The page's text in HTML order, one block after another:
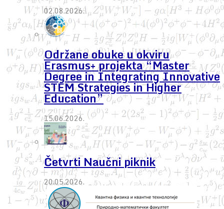
02.08.2026.
Održane obuke u okviru
Erasmus+ projekta “Master
Degree in Integrating Innovative
STEM Strategies in Higher
Education”
15.06.2026.
Četvrti Naučni piknik
20.05.2026.